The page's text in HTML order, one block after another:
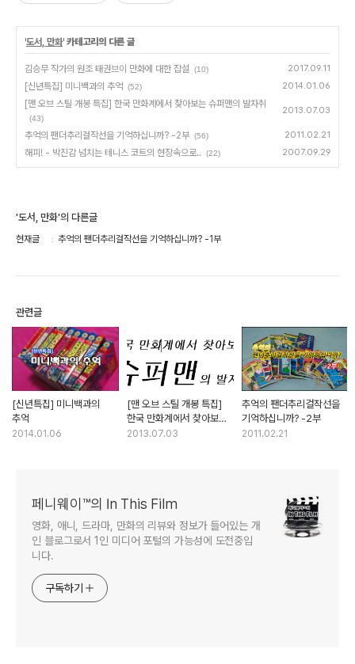
'도서, 만화' 카테고리의 다른 글
김승무 작가의 원조 태권브이 만화에 대한 잡설 (10) 2017.09.11
[신년특집] 미니백과의 추억 (52) 2014.01.06
[맨 오브 스틸 개봉 특집] 한국 만화계에서 찾아보는 슈퍼맨의 발자취
(43)
2013.07.03
추억의 팬더추리걸작선을 기억하십니까? -2부 (56) 2011.02.21
해피! - 박진감 넘치는 테니스 코트의 현장속으로.. (22) 2007.09.29
'도서, 만화'의 다른글
현재글 추억의 팬더추리걸작선을 기억하십니까? -1부
관련글
[신년특집] 미니백과의
추억
2014.01.06
[맨 오브 스틸 개봉 특집]
한국 만화계에서 찾아보는
슈퍼맨의 발자취
2013.07.03
추억의 팬더추리걸작선을
기억하십니까? -2부
2011.02.21
페니웨이™의 In This Film
영화, 애니, 드라마, 만화의 리뷰와 정보가 들어있는 개
인 블로그로서 1인 미디어 포털의 가능성에 도전중입
니다.
구독하기